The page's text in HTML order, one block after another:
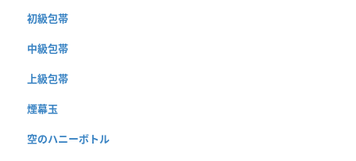
初級包帯
中級包帯
上級包帯
煙幕玉
空のハニーボトル